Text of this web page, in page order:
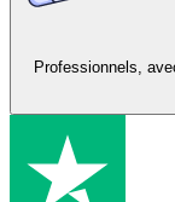
Professionnels,